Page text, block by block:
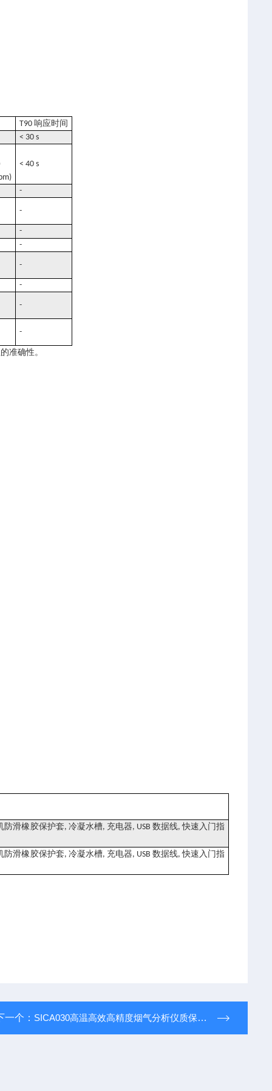
T90响应时间
< 30 s
< 40 s
-
-
-
-
-
-
-
-
准确性。
防滑橡胶保护套, 冷凝水槽, 充电器, USB数据线,快速入门指
防滑橡胶保护套, 冷凝水槽, 充电器, USB数据线,快速入门指
一个： SICA030高温高效高精度烟气分析仪质保四年